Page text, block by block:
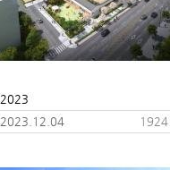
2023
2023.12.04
1924